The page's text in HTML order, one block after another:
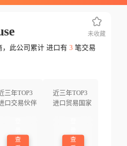
此公司累计 进口有 3笔交易
三年TOP3
口交易伙伴
查
近三年TOP3
进口贸易国家
查
未收藏